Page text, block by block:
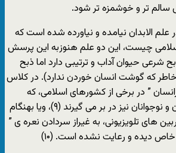
تر و خوشمزه تر شود.
الابدان نیامده و نیاورده شده است که
چیست، این دو علم هنوزبه این پرسش
شرعی حیوان آداب و ترتیبی دارد اما ذبح
خاطر که گوشت انسان خوردن ندارد). در کلاس
” در برخی از کشورهای اسلامی، که
شاگردان کلاس را کودکان و نوجوانان نیز در بر می گیرند (۹)، ویا بهنگام
های تلویزیونی، به غیراز سردادن نعره ی ”
خاص دیده و رعایت نشده است. (۱۰)